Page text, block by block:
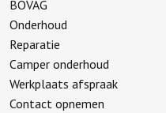
BOVAG
Onderhoud
Reparatie
Camper onderhoud
Werkplaats afspraak
Contact opnemen